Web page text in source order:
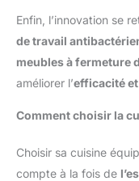
Enfin, l’innovation se
de travail
meubles à fermeture
améliorer l’efficacité
Comment choisir la
Choisir sa cuisine
compte à la fois de